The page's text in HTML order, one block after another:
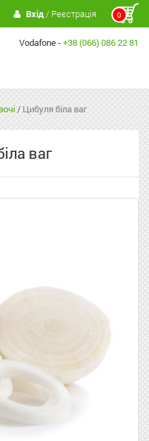
0
Вхід/ Реєстрація
Vodafone -+38 (066) 086 22 81
/ Цибуля біла ваг
ваг